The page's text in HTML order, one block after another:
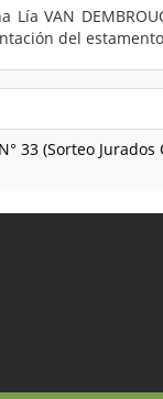
Lía VAN
del
33 (Sorteo